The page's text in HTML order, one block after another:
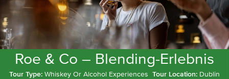
Roe & Co – Blending-Erlebnis
Tour Type: Whiskey Or Alcohol Experiences Tour Location: Dublin